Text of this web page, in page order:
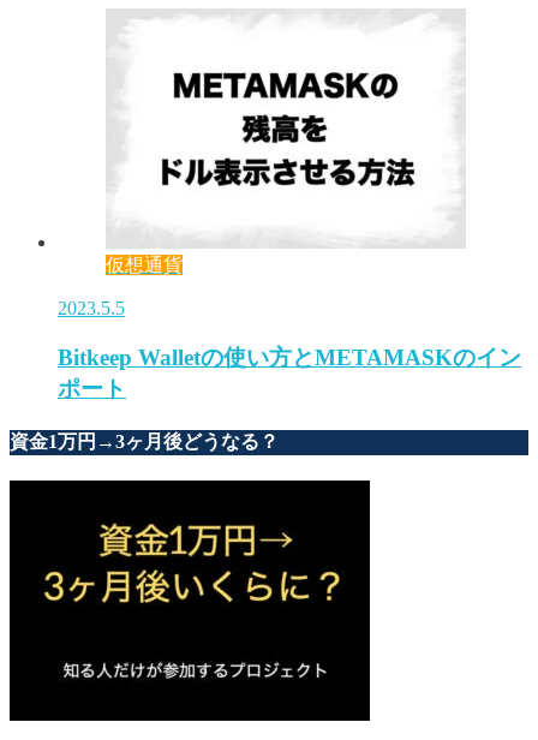
仮想通貨
2023.5.5
Bitkeep Walletの使い方とMETAMASKのイン
ポート
資金1万円→3ヶ月後どうなる？